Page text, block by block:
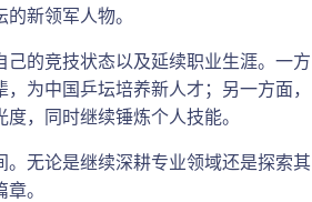
新领军人物。
的竞技状态以及延续职业生涯。一方
为中国乒坛培养新人才；另一方面，
，同时继续锤炼个人技能。
无论是继续深耕专业领域还是探索其
。